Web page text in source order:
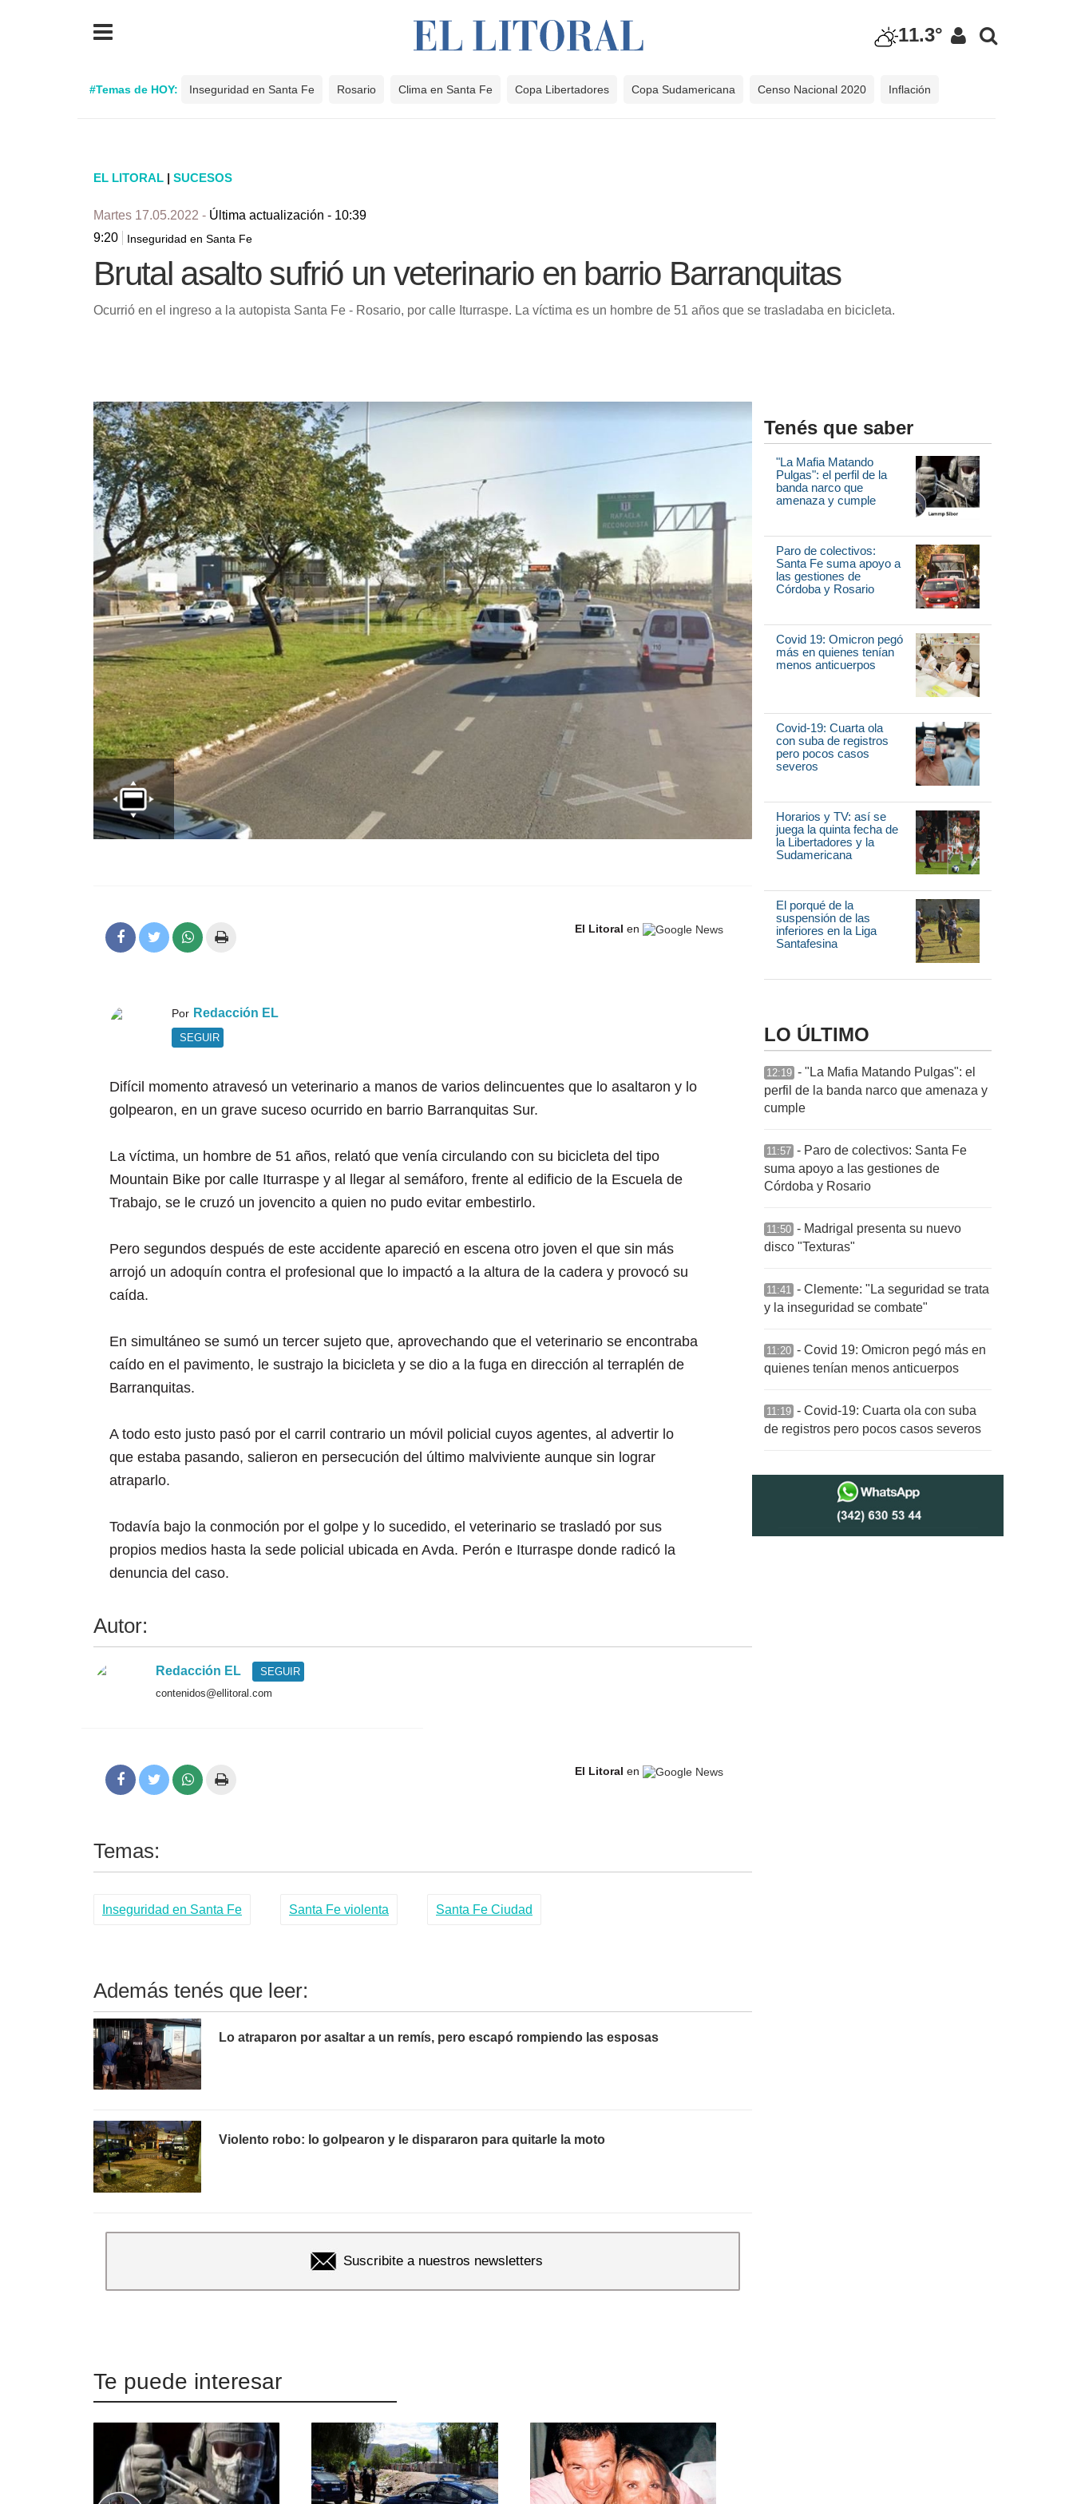
11.3°
#Temas de HOY: Inseguridad en Santa Fe Rosario Clima en Santa Fe Copa Libertadores Copa Sudamericana Censo Nacional 2020 Inflación
EL LITORAL | SUCESOS
Martes 17.05.2022 - Última actualización - 10:39
9:20
Inseguridad en Santa Fe
Brutal asalto sufrió un veterinario en barrio Barranquitas
Ocurrió en el ingreso a la autopista Santa Fe - Rosario, por calle Iturraspe. La víctima es un hombre de 51 años que se trasladaba en bicicleta.
El Litoral en
Por Redacción EL
SEGUIR
Difícil momento atravesó un veterinario a manos de varios delincuentes que lo asaltaron y lo
golpearon, en un grave suceso ocurrido en barrio Barranquitas Sur.
La víctima, un hombre de 51 años, relató que venía circulando con su bicicleta del tipo
Mountain Bike por calle Iturraspe y al llegar al semáforo, frente al edificio de la Escuela de
Trabajo, se le cruzó un jovencito a quien no pudo evitar embestirlo.
Pero segundos después de este accidente apareció en escena otro joven el que sin más
arrojó un adoquín contra el profesional que lo impactó a la altura de la cadera y provocó su
caída.
En simultáneo se sumó un tercer sujeto que, aprovechando que el veterinario se encontraba
caído en el pavimento, le sustrajo la bicicleta y se dio a la fuga en dirección al terraplén de
Barranquitas.
A todo esto justo pasó por el carril contrario un móvil policial cuyos agentes, al advertir lo
que estaba pasando, salieron en persecución del último malviviente aunque sin lograr
atraparlo.
Todavía bajo la conmoción por el golpe y lo sucedido, el veterinario se trasladó por sus
propios medios hasta la sede policial ubicada en Avda. Perón e Iturraspe donde radicó la
denuncia del caso.
Autor:
Redacción EL
SEGUIR
contenidos@ellitoral.com
El Litoral en
Temas:
Inseguridad en Santa Fe Santa Fe violenta Santa Fe Ciudad
Además tenés que leer:
Lo atraparon por asaltar a un remís, pero escapó rompiendo las esposas
Violento robo: lo golpearon y le dispararon para quitarle la moto
Suscribite a nuestros newsletters
Te puede interesar
Tenés que saber
"La Mafia Matando
Pulgas": el perfil de la
banda narco que
amenaza y cumple
Paro de colectivos:
Santa Fe suma apoyo a
las gestiones de
Córdoba y Rosario
Covid 19: Omicron pegó
más en quienes tenían
menos anticuerpos
Covid-19: Cuarta ola
con suba de registros
pero pocos casos
severos
Horarios y TV: así se
juega la quinta fecha de
la Libertadores y la
Sudamericana
El porqué de la
suspensión de las
inferiores en la Liga
Santafesina
LO ÚLTIMO
12:19 - "La Mafia Matando Pulgas": el
perfil de la banda narco que amenaza y
cumple
11:57 - Paro de colectivos: Santa Fe
suma apoyo a las gestiones de
Córdoba y Rosario
11:50 - Madrigal presenta su nuevo
disco "Texturas"
11:41 - Clemente: "La seguridad se trata
y la inseguridad se combate"
11:20 - Covid 19: Omicron pegó más en
quienes tenían menos anticuerpos
11:19 - Covid-19: Cuarta ola con suba
de registros pero pocos casos severos